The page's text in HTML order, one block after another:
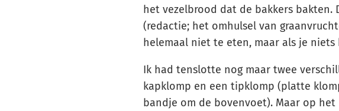
het vezelbrood dat de bakkers
(redactie; het omhulsel van
helemaal niet te eten, maar als je
Ik had tenslotte nog maar twee
kapklomp en een tipklomp (platte
bandje om de bovenvoet). Maar op